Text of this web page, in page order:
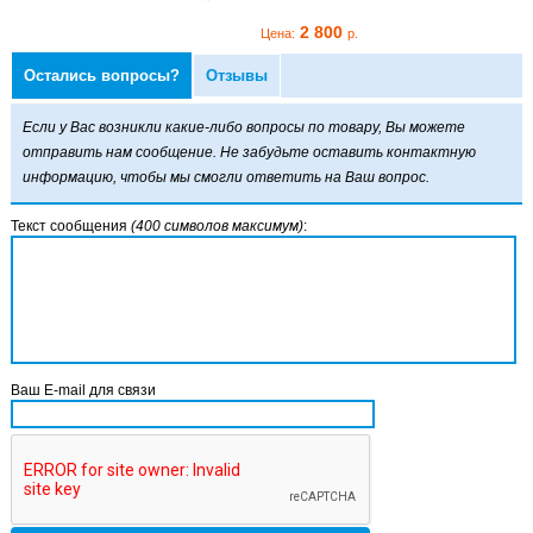
Цена: 2 800 р.
McNETT AquaSure
28 г
Остались вопросы? Отзывы
Если у Вас возникли какие-либо вопросы по товару, Вы можете
отправить нам сообщение. Не забудьте оставить контактную
информацию, чтобы мы смогли ответить на Ваш вопрос.
Текст сообщения (400 символов максимум):
Ваш E-mail для связи